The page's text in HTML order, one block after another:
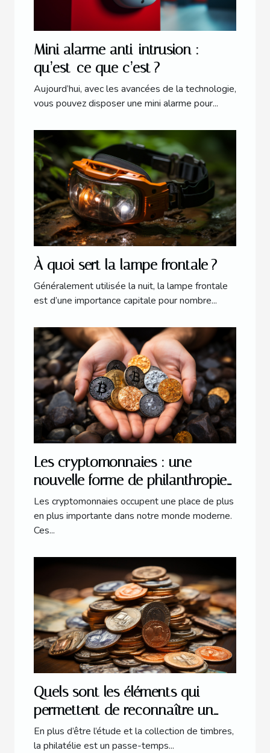
Mini alarme anti-intrusion :
qu’est-ce que c’est ?
Aujourd’hui, avec les avancées de la technologie,
vous pouvez disposer une mini alarme pour...
À quoi sert la lampe frontale ?
Généralement utilisée la nuit, la lampe frontale
est d’une importance capitale pour nombre...
Les cryptomonnaies : une
nouvelle forme de philanthropie
?
Les cryptomonnaies occupent une place de plus
en plus importante dans notre monde moderne.
Ces...
Quels sont les éléments qui
permettent de reconnaître un
timbre de valeur ?
En plus d’être l’étude et la collection de timbres,
la philatélie est un passe-temps...